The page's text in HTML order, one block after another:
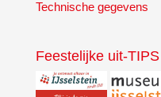
Technische gegevens
Feestelijke uit-TIPS